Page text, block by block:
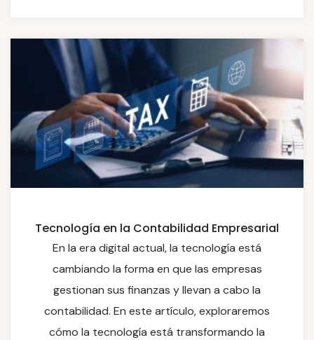
Tecnología en la Contabilidad Empresarial
En la era digital actual, la tecnología está
cambiando la forma en que las empresas
gestionan sus finanzas y llevan a cabo la
contabilidad. En este artículo, exploraremos
cómo la tecnología está transformando la